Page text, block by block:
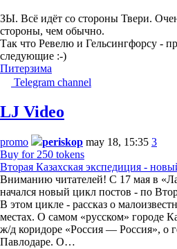
ЗЫ. Всё идёт со стороны Твери.
стороны, чем обычно.
Так что Ревелю и Гельсингфорсу -
следующие :-)
Питерзима
Telegram channel
LJ Video
promo periskop may 18, 15:35 3
Buy for 250 tokens
Вторая Казахская экспедиция -
Вниманию читателей! С 17 мая в
начался новый цикл постов - по
В этом цикле - рассказ о
местах. О самом «русском» городе
ж/д коридоре «Россия — Россия», о
Павлодаре. О…